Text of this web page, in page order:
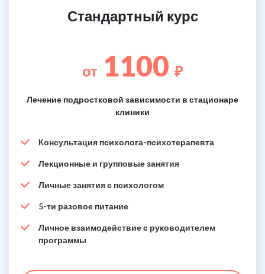
Стандартный курс
от 1100 ₽
Лечение подростковой зависимости в стационаре
клиники
Консультация психолога-психотерапевта
Лекционные и групповые занятия
Личные занятия с психологом
5-ти разовое питание
Личное взаимодействие с руководителем
программы